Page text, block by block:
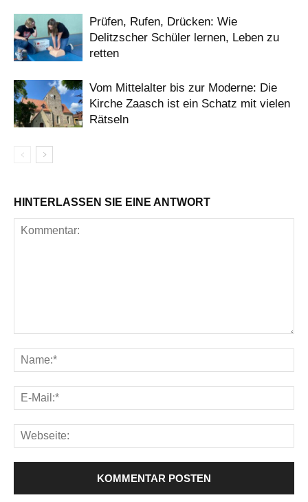
Prüfen, Rufen, Drücken: Wie
Delitzscher Schüler lernen, Leben zu
retten
Vom Mittelalter bis zur Moderne: Die
Kirche Zaasch ist ein Schatz mit vielen
Rätseln
HINTERLASSEN SIE EINE ANTWORT